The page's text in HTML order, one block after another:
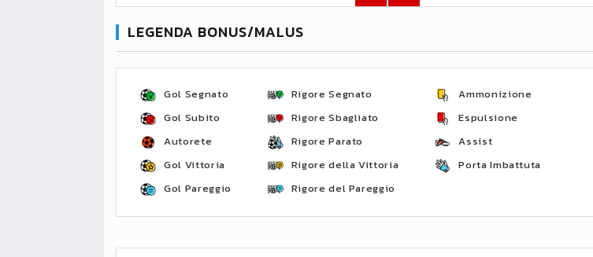
LEGENDA BONUS/MALUS
Gol Segnato
Gol Subito
Autorete
Gol Vittoria
Gol Pareggio
Rigore Segnato
Rigore Sbagliato
Rigore Parato
Rigore della Vittoria
Rigore del Pareggio
Ammonizione
Espulsione
Assist
Porta Imbattuta